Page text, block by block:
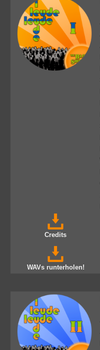
Credits
WAVs runterholen!